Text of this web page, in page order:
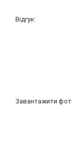
Відгук:
Завантажити